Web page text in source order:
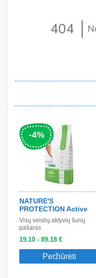
-4%
NATURE'S
PROTECTION Active
Visų veislių aktyvių šunų
pašaras
19.10 - 89.18 €
Peržiūrėti